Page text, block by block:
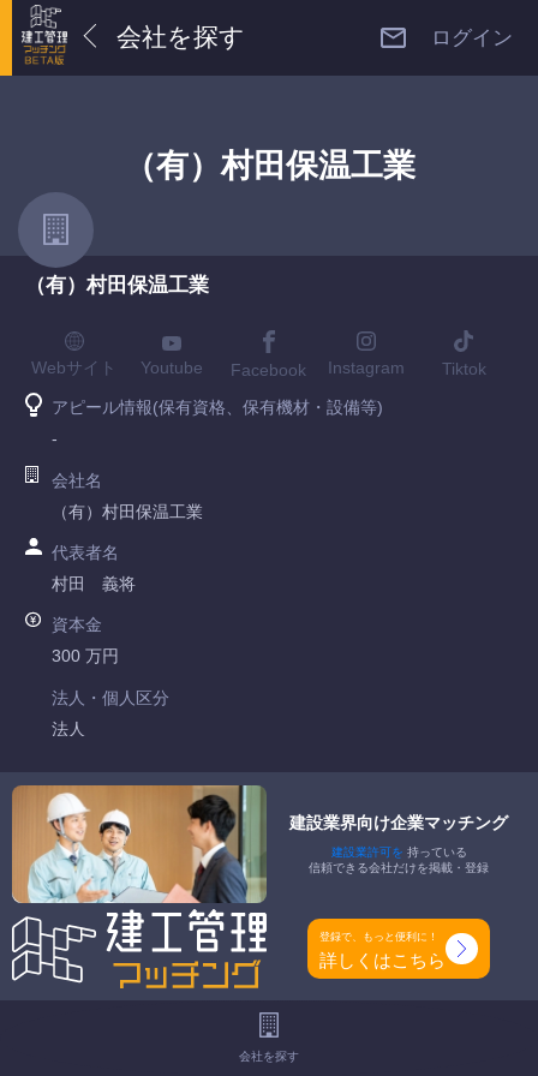
会社を探す ログイン
（有）村田保温工業
（有）村田保温工業
Webサイト Youtube Facebook Instagram Tiktok
アピール情報(保有資格、保有機材・設備等)
-
会社名
（有）村田保温工業
代表者名
村田 義将
資本金
300 万円
法人・個人区分
法人
許可番号
北海道知事許可 第631370号
特定建設業
-
一般建設業
熱絶縁工事業
建設業界向け企業マッチング
建設業許可を 持っている
信頼できる会社だけを掲載・登録
登録で、もっと便利に！
詳しくはこちら
会社を探す